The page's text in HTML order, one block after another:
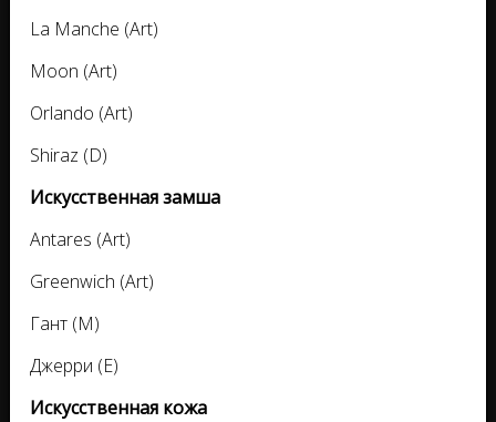
La Manche (Art)
Moon (Art)
Orlando (Art)
Shiraz (D)
Искусственная замша
Antares (Art)
Greenwich (Art)
Гант (M)
Джерри (E)
Искусственная кожа